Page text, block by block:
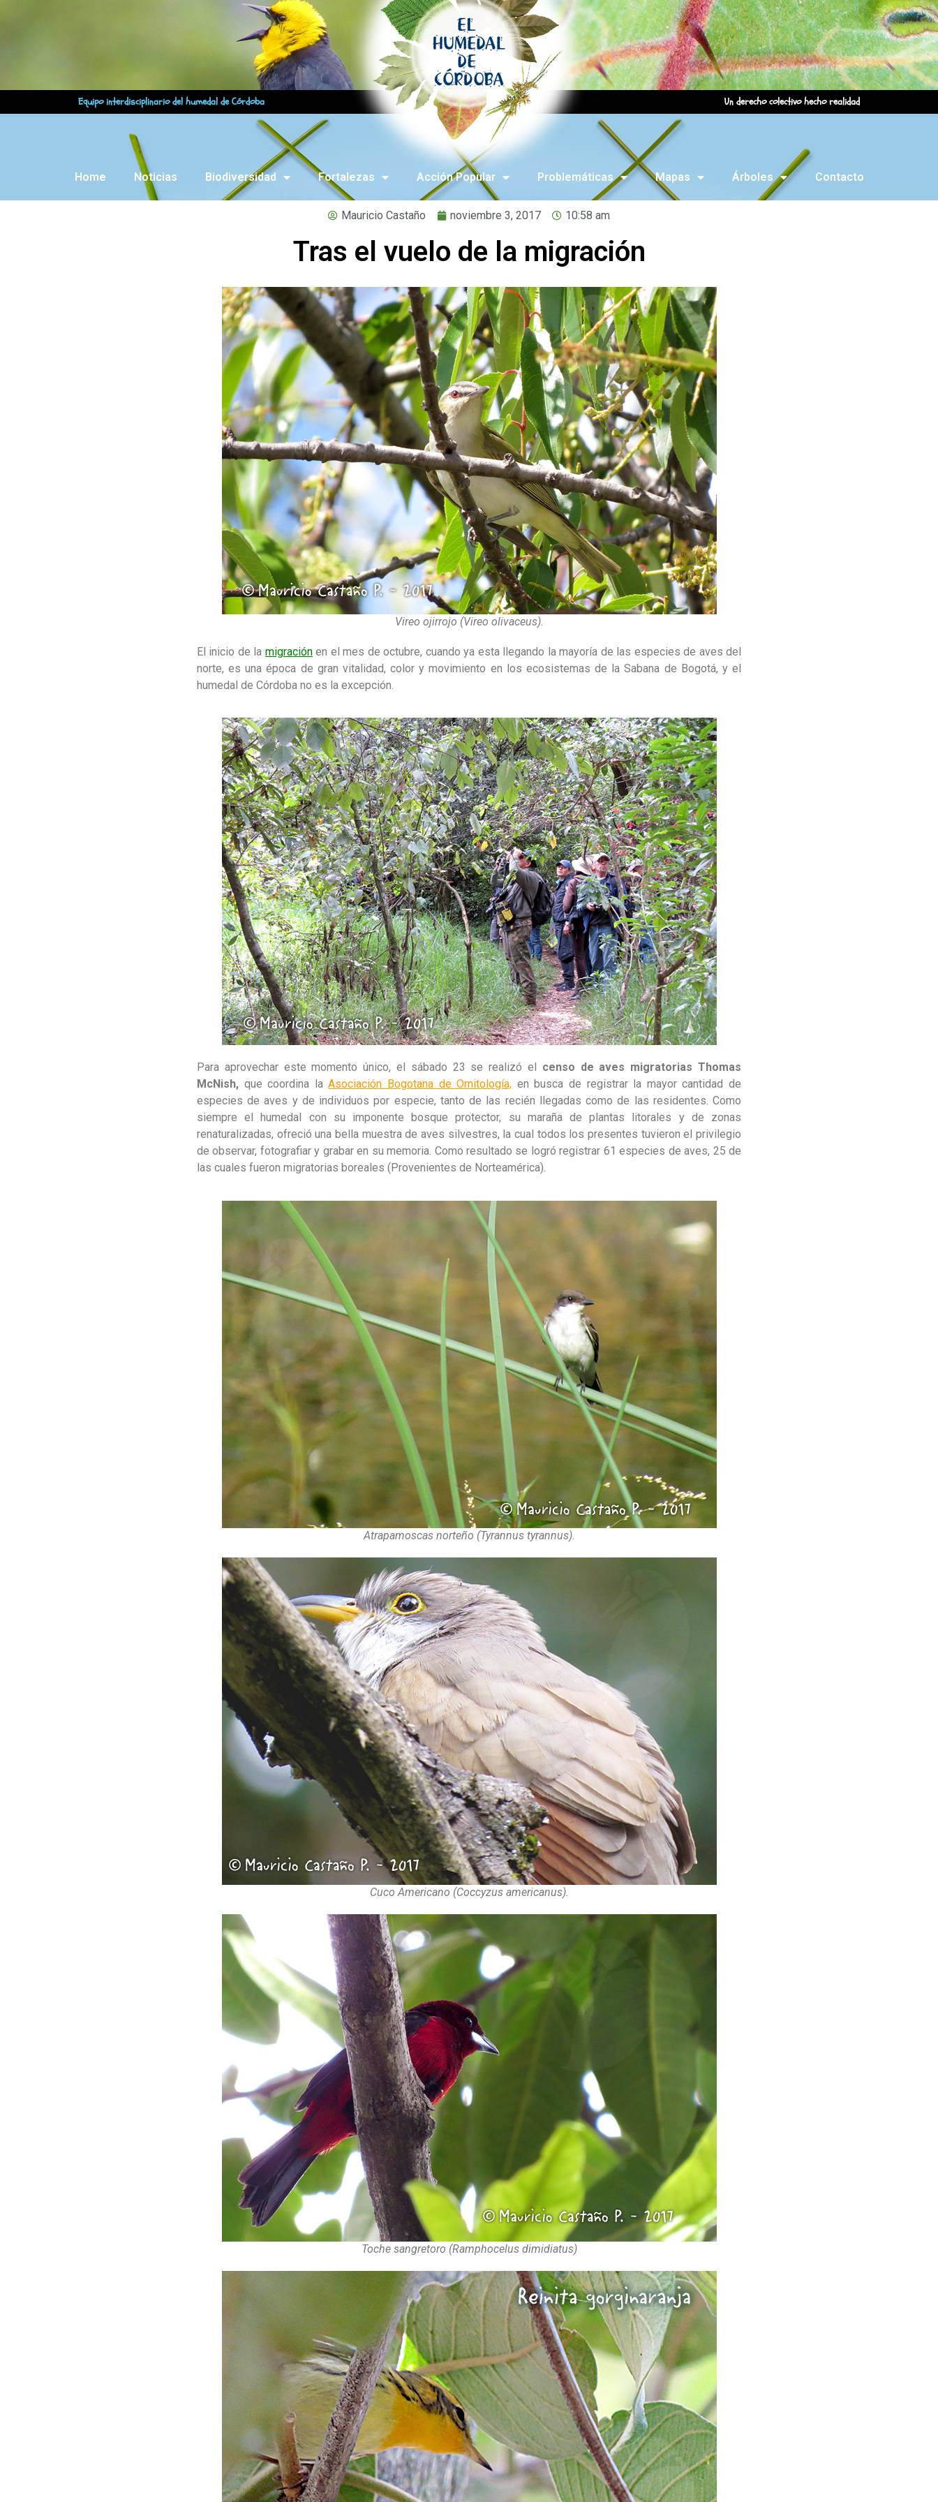
Equipo interdisciplinario del humedal de Córdoba Un derecho colectivo hecho realidad
Home Noticias Biodiversidad Fortalezas Acción Popular Problemáticas Mapas Árboles Contacto
Mauricio Castaño noviembre 3, 2017 10:58 am
Tras el vuelo de la migración
Vireo ojirrojo (Vireo olivaceus).
El inicio de la migraciónen el mes de octubre, cuando ya esta llegando la mayoría de las especies de aves del
norte, es una época de gran vitalidad, color y movimiento en los ecosistemas de la Sabana de Bogotá, y el
humedal de Córdoba no es la excepción.
Para aprovechar este momento único, el sábado 23 se realizó el censo de aves migratorias Thomas
McNish, que coordina laAsociación Bogotana de Ornitología, en busca de registrar la mayor cantidad de
especies de aves y de individuos por especie, tanto de las recién llegadas como de las residentes. Como
siempre el humedal con su imponente bosque protector, su maraña de plantas litorales y de zonas
renaturalizadas, ofreció una bella muestra de aves silvestres, la cual todos los presentes tuvieron el privilegio
de observar, fotografiar y grabar en su memoria. Como resultado se logró registrar 61 especies de aves, 25 de
las cuales fueron migratorias boreales (Provenientes de Norteamérica).
Atrapamoscas norteño (Tyrannus tyrannus).
Cuco Americano (Coccyzus americanus).
Toche sangretoro (Ramphocelus dimidiatus)